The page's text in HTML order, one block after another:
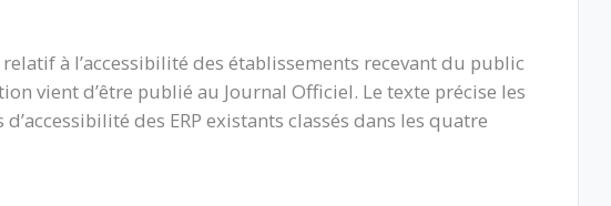
à l’accessibilité des établissements recevant du public
vient d’être publié au Journal Officiel. Le texte précise les
des ERP existants classés dans les quatre